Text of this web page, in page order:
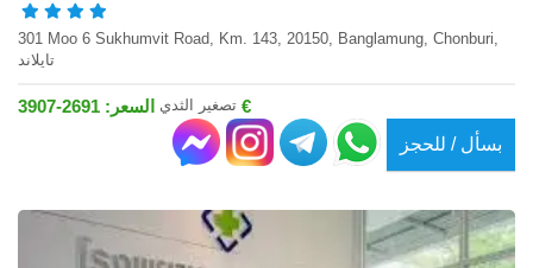
301 Moo 6 Sukhumvit Road, Km. 143, 20150, Banglamung, Chonburi,
تايلاند
تصغير الثدي السعر: 2691-3907 €
بسأل / للحجز